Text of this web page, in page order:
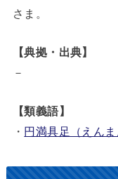
さま。
【典拠・出典】
－
【類義語】
・ 円満具足（えんま